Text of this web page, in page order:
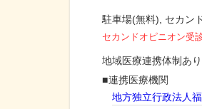
駐車場(無料) セカン
セカンドオピニオン受
地域医療連携体制あり
連携医療機関
地方独立行政法人